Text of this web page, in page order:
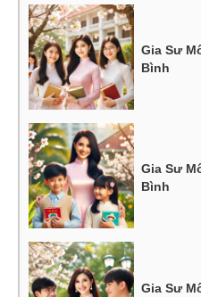
Gia Sư
Bình
Gia Sư
Bình
Gia Sư